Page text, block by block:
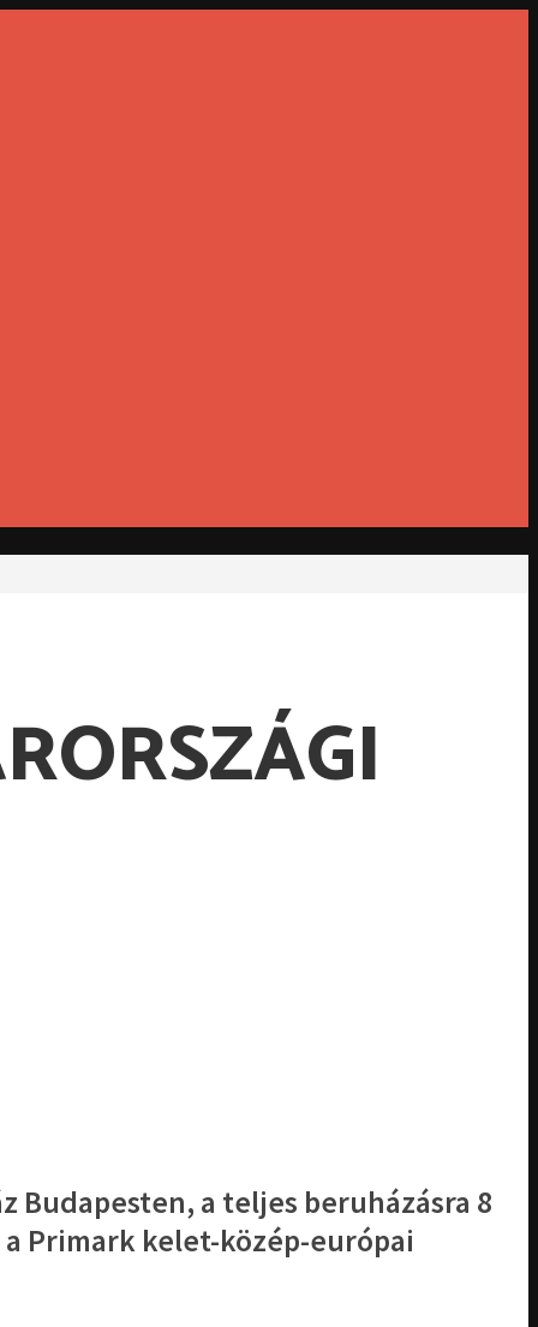
a teljes beruházásra 8
Primark kelet-közép-európai